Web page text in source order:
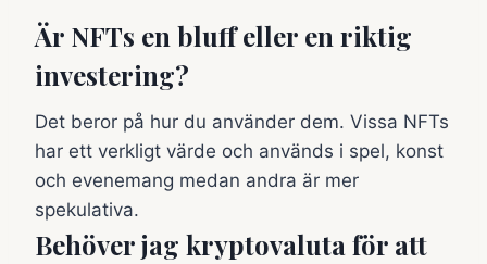
Är NFTs en bluff eller en riktig
investering?
Det beror på hur du använder dem. Vissa NFTs
har ett verkligt värde och används i spel, konst
och evenemang medan andra är mer
spekulativa.
Behöver jag kryptovaluta för att